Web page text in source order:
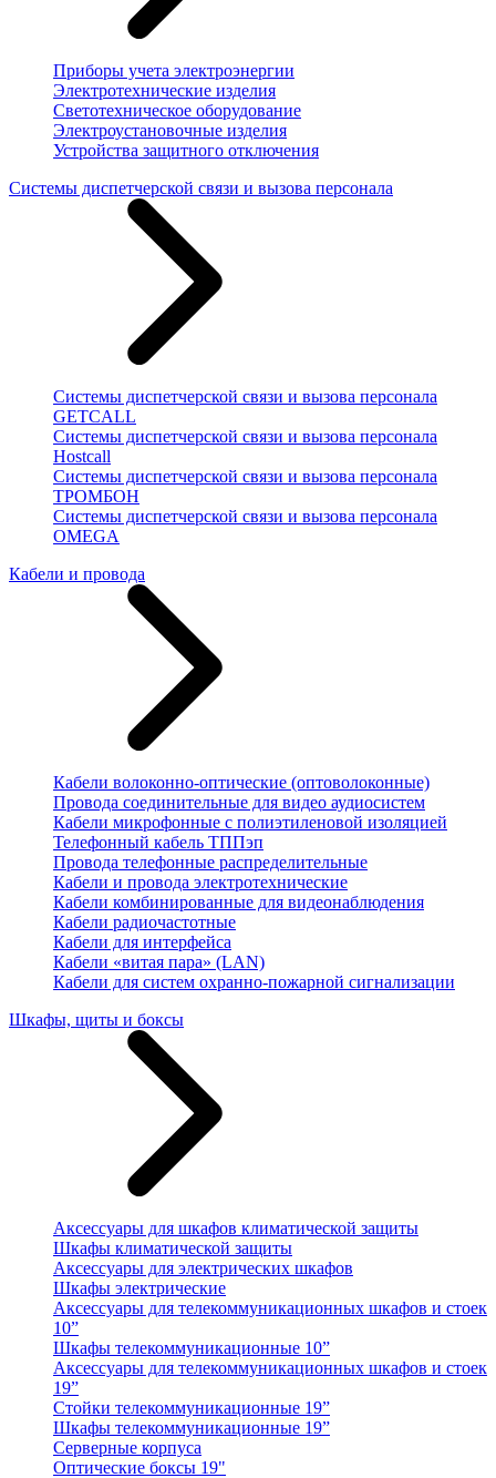
Приборы учета электроэнергии
Электротехнические изделия
Светотехническое оборудование
Электроустановочные изделия
Устройства защитного отключения
Системы диспетчерской связи и вызова персонала
Системы диспетчерской связи и вызова персонала
GETCALL
Системы диспетчерской связи и вызова персонала
Hostcall
Системы диспетчерской связи и вызова персонала
ТРОМБОН
Системы диспетчерской связи и вызова персонала
OMEGA
Кабели и провода
Кабели волоконно-оптические (оптоволоконные)
Провода соединительные для видео аудиосистем
Кабели микрофонные с полиэтиленовой изоляцией
Телефонный кабель ТППэп
Провода телефонные распределительные
Кабели и провода электротехнические
Кабели комбинированные для видеонаблюдения
Кабели радиочастотные
Кабели для интерфейса
Кабели «витая пара» (LAN)
Кабели для систем охранно-пожарной сигнализации
Шкафы, щиты и боксы
Аксессуары для шкафов климатической защиты
Шкафы климатической защиты
Аксессуары для электрических шкафов
Шкафы электрические
Аксессуары для телекоммуникационных шкафов и стоек
10”
Шкафы телекоммуникационные 10”
Аксессуары для телекоммуникационных шкафов и стоек
19”
Стойки телекоммуникационные 19”
Шкафы телекоммуникационные 19”
Серверные корпуса
Оптические боксы 19"